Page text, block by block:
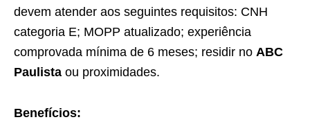
devem atender aos seguintes requisitos: CNH
categoria E; MOPP atualizado; experiência
comprovada mínima de 6 meses; residir no ABC
Paulista ou proximidades.
Benefícios: